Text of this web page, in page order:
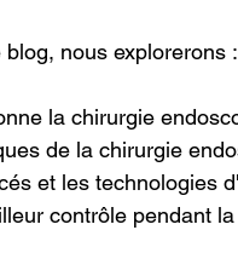
nous explorerons :
la chirurgie
de la chirurgie
et les technologies
contrôle pendant